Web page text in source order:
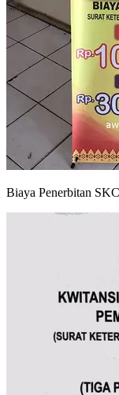
Biaya Penerbitan